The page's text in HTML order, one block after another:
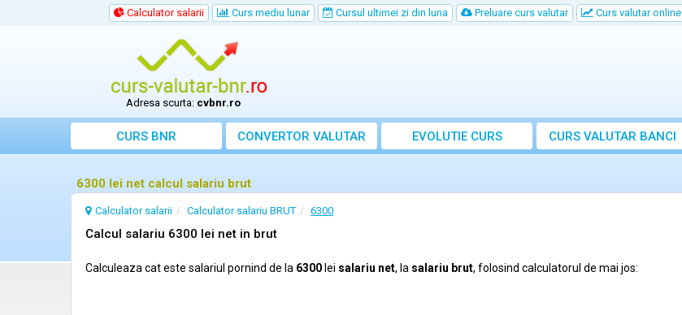
Calculator salarii Curs mediu lunar Cursul ultimei zi din luna Preluare curs valutar Curs valutar online
Adresa scurta: cvbnr.ro
CURS BNR CONVERTOR VALUTAR EVOLUTIE CURS CURS VALUTAR BANCI
6300 lei net calcul salariu brut
Calculator salarii Calculator salariu BRUT 6300
Calcul salariu 6300 lei net in brut
Calculeaza cat este salariul pornind de la 6300 lei salariu net, la salariu brut, folosind calculatorul de mai jos: